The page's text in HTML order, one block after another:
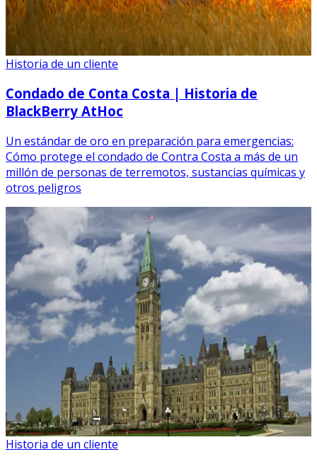
Historia de un cliente
Condado de Conta Costa | Historia de
BlackBerry AtHoc
Un estándar de oro en preparación para emergencias:
Cómo protege el condado de Contra Costa a más de un
millón de personas de terremotos, sustancias químicas y
otros peligros
Historia de un cliente